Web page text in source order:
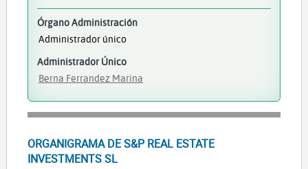
Órgano Administración
Administrador único
Administrador Único
Berna Ferrandez Marina
ORGANIGRAMA DE S&P REAL ESTATE
INVESTMENTS SL